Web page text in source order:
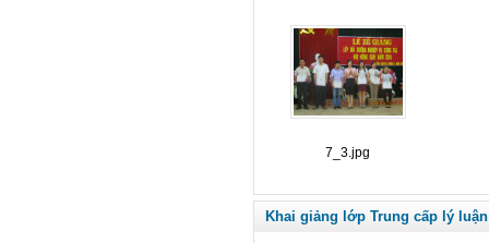
7_3.jpg
Khai giảng lớp Trung cấp lý